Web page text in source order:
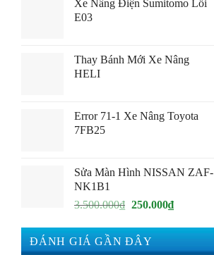
Xe Nâng Điện Sumitomo Lỗi
E03
Thay Bánh Mới Xe Nâng
HELI
Error 71-1 Xe Nâng Toyota
7FB25
Sửa Màn Hình NISSAN ZAF-
NK1B1
3.500.000₫ Giá
là:
3.500.000₫.
250.000₫Giá
ĐÁNH GIÁ GẦN ĐÂY